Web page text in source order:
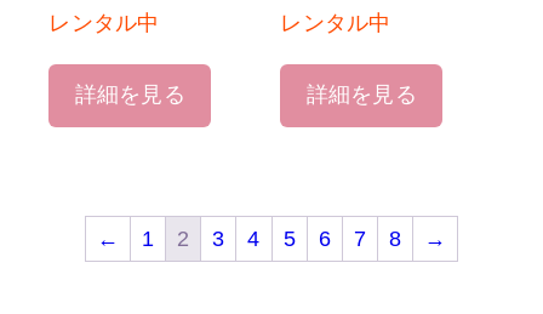
レンタル中
詳細を見る
レンタル中
詳細を見る
← 1 2 3 4 5 6 7 8 →